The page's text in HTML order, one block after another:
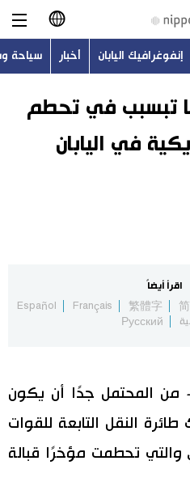
日本語
English
简体字
Русский
إنفوغرافيك اليابان أخبار سياحة
تبسبب في تحطم
في اليابان
اقرأ أيضاً
繁體字
Français
Español
Русский
المحتمل جدًا أن يكون
النقل التابعة للقوات
والتي تحطمت مؤخرًا قبالة